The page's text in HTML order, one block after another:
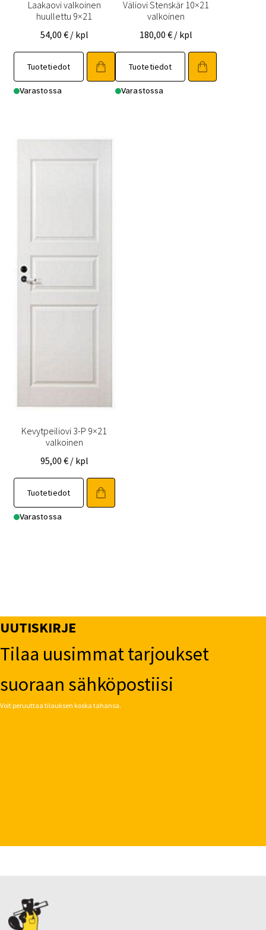
Laakaovi valkoinen
huullettu 9×21
54,00 € / kpl
Tuotetiedot
Tällä
tuotteella
on
valinnat
Varastossa
Väliovi Stenskär 10×21
valkoinen
180,00€ / kpl
Tuotetiedot
Tällä
tuotteella
onVarastossa
Kevytpeiliovi 3-P 9×21
valkoinen
95,00 € / kpl
Tuotetiedot
Tällä
tuotteella
on
sivulla.
Varastossa
UUTISKIRJE
Tilaa uusimmat tarjoukset
suoraan sähköpostiisi
Voit peruuttaa tilauksen koska tahansa.